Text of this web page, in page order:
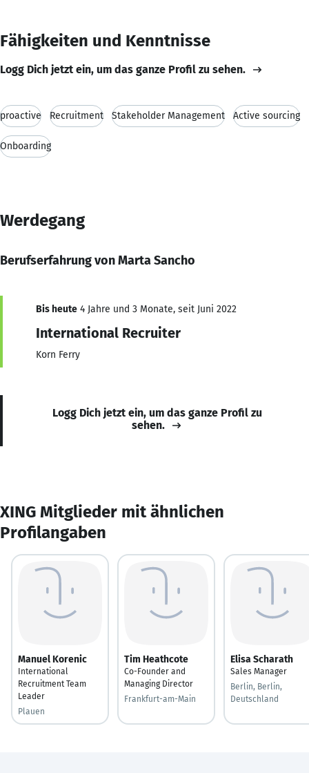
Fähigkeiten und Kenntnisse
Logg Dich jetzt ein, um das ganze Profil zu sehen.
proactive Recruitment Stakeholder Management Active sourcing
Onboarding
Werdegang
Berufserfahrung von Marta Sancho
Bis heute 4 Jahre und 3 Monate, seit Juni 2022
International Recruiter
Korn Ferry
Logg Dich jetzt ein, um das ganze Profil zu
sehen.
XING Mitglieder mit ähnlichen
Profilangaben
Manuel Korenic
International
Recruitment Team
Leader
Plauen
Tim Heathcote
Co-Founder and
Managing Director
Frankfurt-am-Main
Elisa Scharath
Sales Manager
Berlin, Berlin,
Deutschland